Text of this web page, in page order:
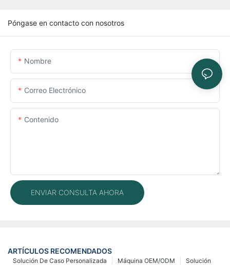
Póngase en contacto con nosotros
Nombre
Correo Electrónico
Contenido
ENVIAR CONSULTA AHORA
ARTÍCULOS RECOMENDADOS
Solución
Máquina OEM/ODM
Solución De Caso Personalizada